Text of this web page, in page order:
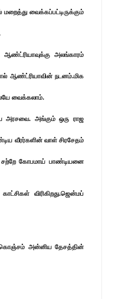
வைக்கப்பட்டிருக்கும்
ஆண்ட்ரியாவுக்கு அலங்காரம்
ஆண்ட்ரியாவின் நடனம்.மிக
வைக்கலாம்.
அரசவை. அங்கும் ஒரு ராஜ
வீரர்களின் வாள் சிரசேதம்
சற்றே கோபமாய் பாண்டியனை
விரிகிறது.ஜென்மப்
கொஞ்சம் அன்னிய தேசத்தின்